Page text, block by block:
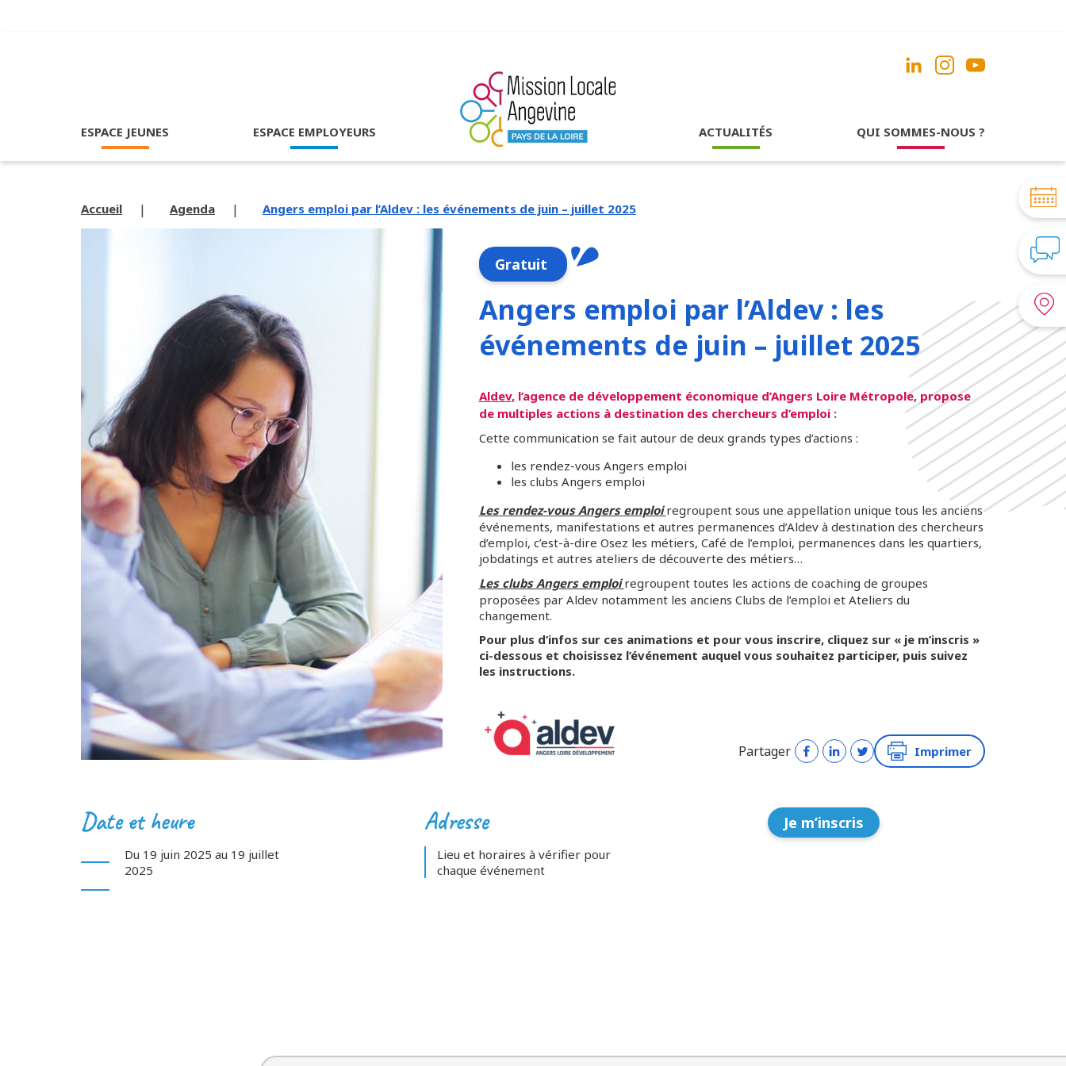
ESPACE JEUNES ESPACE EMPLOYEURS ACTUALITÉS QUI SOMMES-NOUS ?
Accueil Agenda Angers emploi par l’Aldev : les événements de juin – juillet 2025
Gratuit
Angers emploi par l’Aldev : les
événements de juin – juillet 2025
Aldev, l’agence de développement économique d’Angers Loire Métropole, propose
de multiples actions à destination des chercheurs d’emploi :
Cette communication se fait autour de deux grands types d’actions :
les rendez-vous Angers emploi
les clubs Angers emploi
Les rendez-vous Angers emploiregroupent sous une appellation unique tous les anciens
événements, manifestations et autres permanences d’Aldev à destination des chercheurs
d’emploi, c’est-à-dire Osez les métiers, Café de l’emploi, permanences dans les quartiers,
jobdatings et autres ateliers de découverte des métiers…
Les clubs Angers emploiregroupent toutes les actions de coaching de groupes
proposées par Aldev notamment les anciens Clubs de l’emploi et Ateliers du
changement.
Pour plus d’infos sur ces animations et pour vous inscrire, cliquez sur « je m’inscris »
ci-dessous et choisissez l’événement auquel vous souhaitez participer, puis suivez
les instructions.
Partager Imprimer
Date et heure
Du 19 juin 2025 au 19 juillet
2025
Adresse
Lieu et horaires à vérifier pour
chaque événement
Je m’inscris